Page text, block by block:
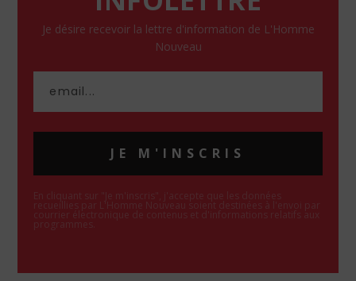
Je désire recevoir la lettre d'information de L'Homme
Nouveau
JE M'INSCRIS
En cliquant sur "Je m'inscris", j'accepte que les données
recueillies par L'Homme Nouveau soient destinées à l'envoi par
courrier électronique de contenus et d'informations relatifs aux
programmes.